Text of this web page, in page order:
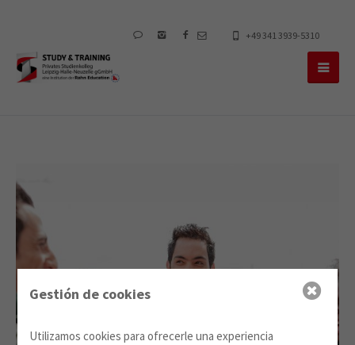
+49 341 3939-5310
Gestión de cookies
Utilizamos cookies para ofrecerle una experiencia